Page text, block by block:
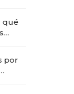
qué
por